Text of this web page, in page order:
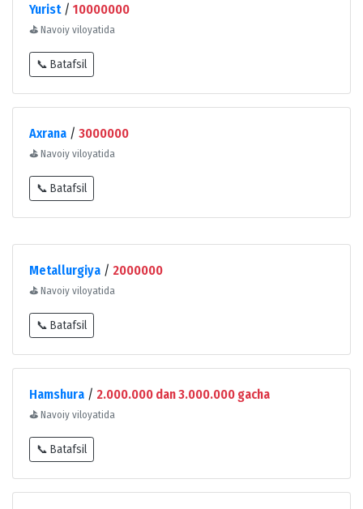
Yurist/ 10000000
⛳ Navoiy viloyatida
📞 Batafsil
Axrana / 3000000
⛳ Navoiy viloyatida
📞 Batafsil
Metallurgiya / 2000000
⛳ Navoiy viloyatida
📞 Batafsil
Hamshura / 2.000.000 dan 3.000.000 gacha
⛳ Navoiy viloyatida
📞 Batafsil